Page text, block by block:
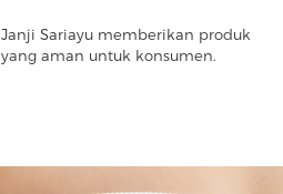
Janji Sariayu memberikan produk
yang aman untuk konsumen.